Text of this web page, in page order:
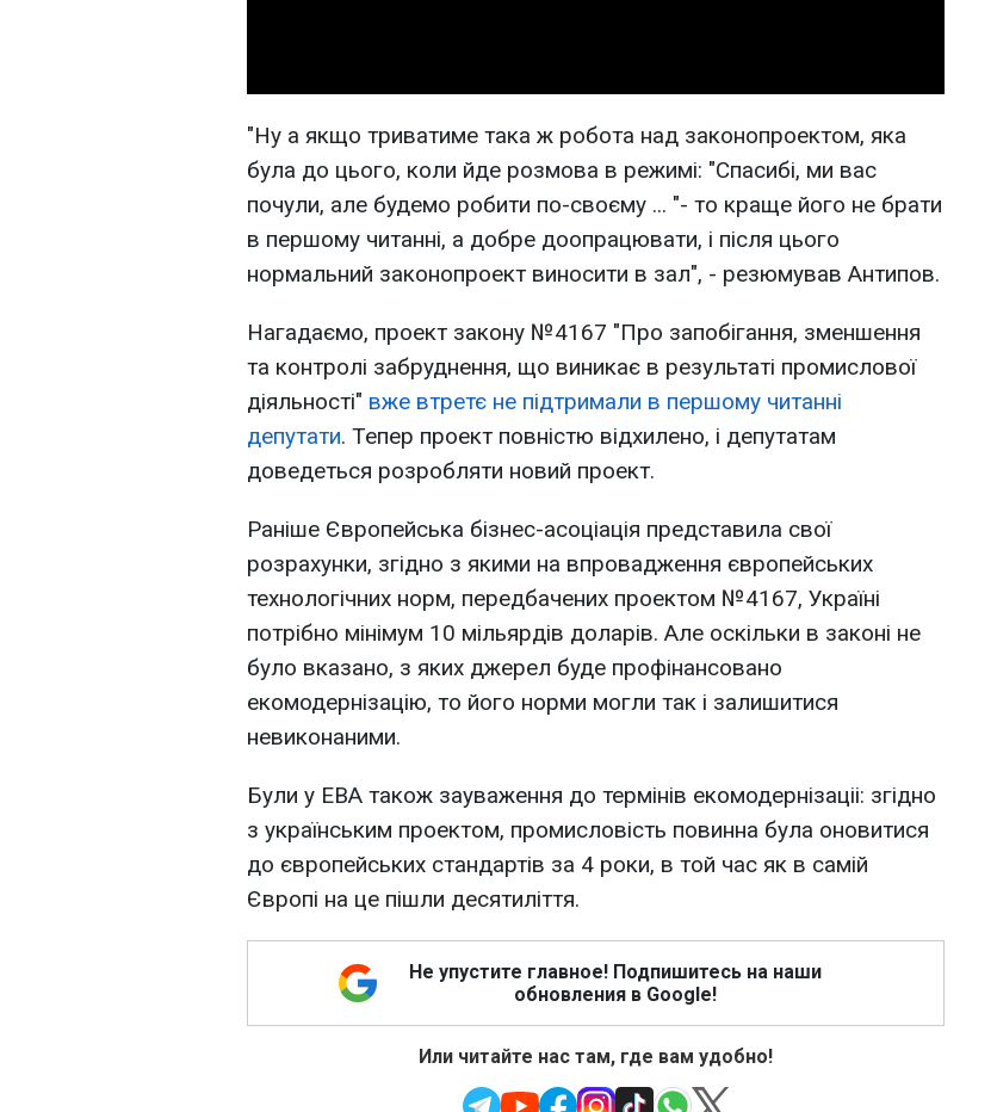
"Ну а якщо триватиме така ж робота над законопроектом, яка
була до цього, коли йде розмова в режимі: "Спасибі, ми вас
почули, але будемо робити по-своєму ... "- то краще його не брати
в першому читанні, а добре доопрацювати, і після цього
нормальний законопроект виносити в зал", - резюмував Антипов.
Нагадаємо, проект закону №4167 "Про запобігання, зменшення
та контролі забруднення, що виникає в результаті промислової
діяльності" вже втретє не підтримали в першому читанні
депутати. Тепер проект повністю відхилено, і депутатам
доведеться розробляти новий проект.
Раніше Європейська бізнес-асоціація представила свої
розрахунки, згідно з якими на впровадження європейських
технологічних норм, передбачених проектом №4167, Україні
потрібно мінімум 10 мільярдів доларів. Але оскільки в законі не
було вказано, з яких джерел буде профінансовано
екомодернізацію, то його норми могли так і залишитися
невиконаними.
Були у ЕВА також зауваження до термінів екомодернізаціі: згідно
з українським проектом, промисловість повинна була оновитися
до європейських стандартів за 4 роки, в той час як в самій
Європі на це пішли десятиліття.
Не упустите главное! Подпишитесь на наши
обновления в Google!
Или читайте нас там, где вам удобно!